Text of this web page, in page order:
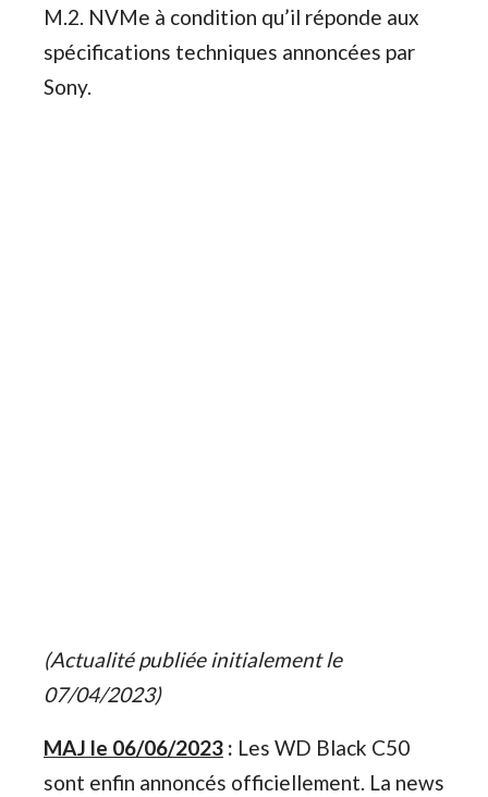
M.2. NVMe à condition qu’il réponde aux
spécifications techniques annoncées par
Sony.
(Actualité publiée initialement le
07/04/2023)
MAJ le 06/06/2023 : Les WD Black C50
sont enfin annoncés officiellement. La news